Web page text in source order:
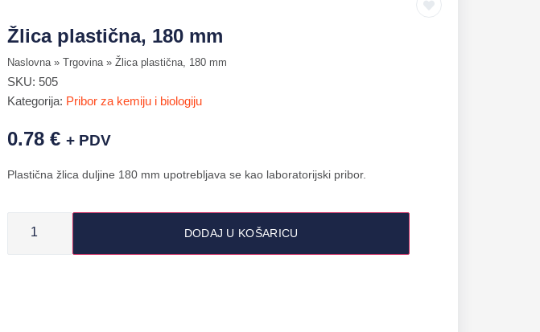
Žlica plastična, 180 mm
Naslovna » Trgovina » Žlica plastična, 180 mm
SKU: 505
Kategorija: Pribor za kemiju i biologiju
0.78 € + PDV
Plastična žlica duljine 180 mm upotrebljava se kao laboratorijski pribor.
DODAJ U KOŠARICU